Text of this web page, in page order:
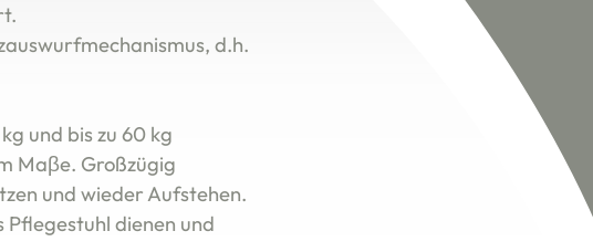
d.h.
und bis zu 60 kg
Maβe. Großzügig
und wieder Aufstehen.
dienen und